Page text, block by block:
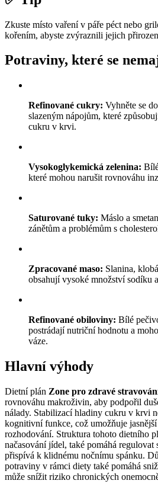
Zkuste místo vaření v páře péct nebo
kořením, abyste zvýraznili jejich
Potraviny, které se
Refinované cukry: Vyhněte se
slazeným nápojům, které
cukru v krvi.
Vysokoglykemická zelenina:
které mohou narušit rovnováhu
Saturované tuky: Máslo a
zánětům a problémům s
Zpracované maso: Slanina,
obsahují vysoké množství sodíku
Refinované obiloviny: Bílé
postrádají nutriční hodnotu a
váze.
Hlavní výhody
Dietní plán Zone pro zdravé
rovnováhu makroživin, aby podpořil
nálady. Stabilizací hladiny cukru v krvi
kognitivní funkce, což umožňuje
rozhodování. Struktura tohoto dietního
načasování jídel, také pomáhá regulovat
přispívá k klidnému nočnímu spánku.
potraviny v rámci diety také pomáhá
může snížit riziko chronických